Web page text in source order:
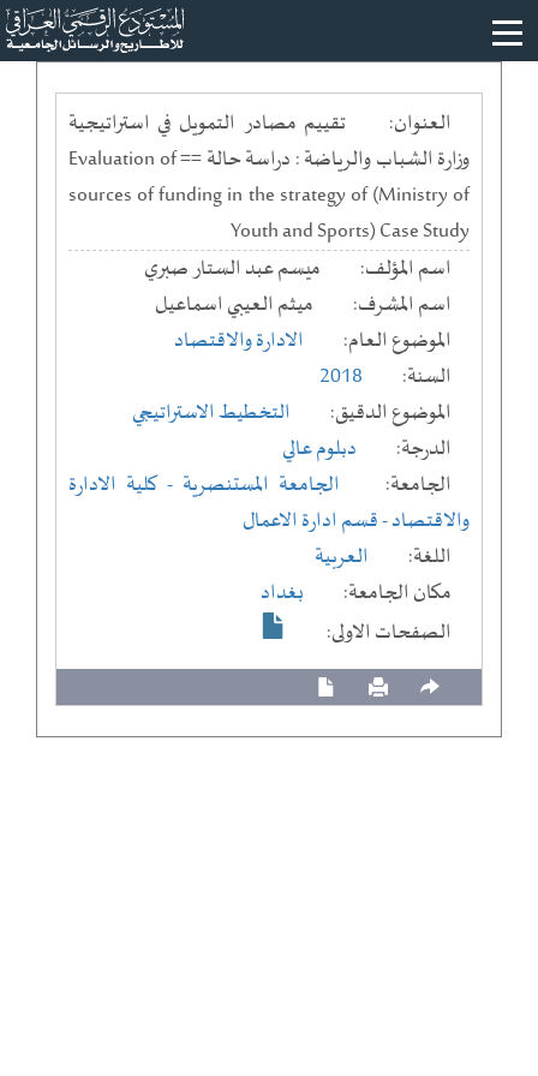
العنوان:
تقييم مصادر التمويل في استراتيجية
وزارة الشباب والرياضة : دراسة حالة == Evaluation of
sources of funding in the strategy of (Ministry of
Youth and Sports) Case Study
اسم المؤلف:
ميسم عبد الستار صبري
اسم المشرف:
ميثم العيبي اسماعيل
الموضوع العام:
الادارة والاقتصاد
السنة:
2018
الموضوع الدقيق:
التخطيط الاستراتيجي
الدرجة:
دبلوم عالي
الجامعة:
الجامعة المستنصرية - كلية الادارة
والاقتصاد- قسم ادارة الاعمال
اللغة:
العربية
مكان الجامعة:
بغداد
الصفحات الاولى: